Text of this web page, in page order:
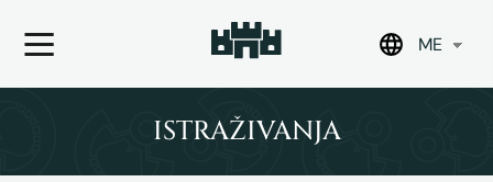
ME
ISTRAŽIVANJA